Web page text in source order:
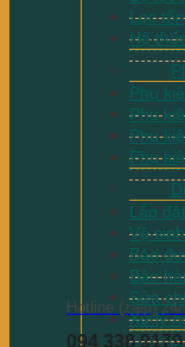
Hotline (zalo)
094 338 9179
Lọc
Hệ
Phụ
Phụ
Phụ
Phụ
Lắp đặt
Vệ sinh
Bảo
Bảo
Sửa
Xử lý